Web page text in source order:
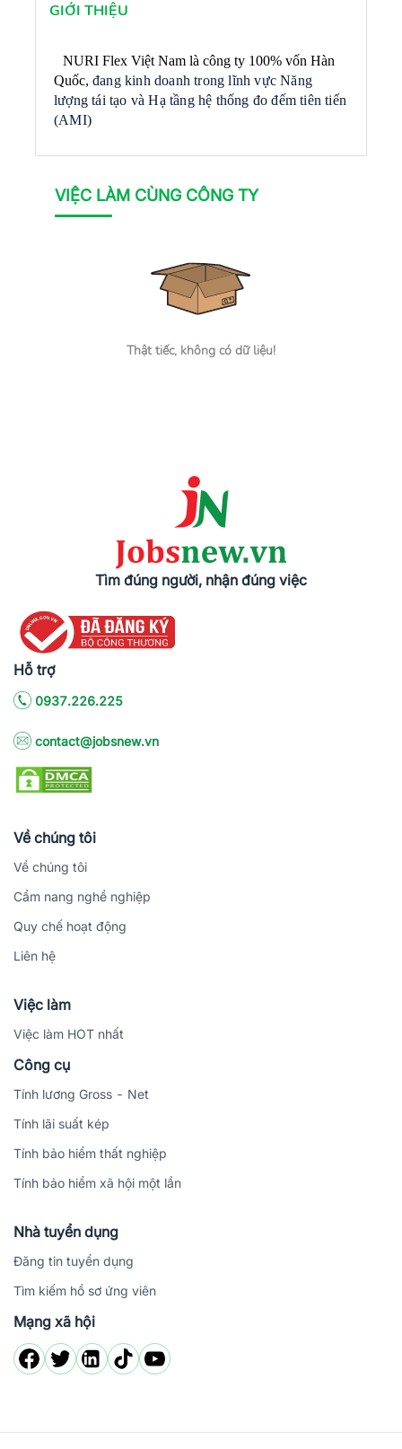
GIỚI THIỆU
NURI Flex Việt Nam là công ty 100% vốn Hàn
Quốc, đang kinh doanh trong lĩnh vực Năng
lượng tái tạo và Hạ tầng hệ thống đo đếm tiên tiến
(AMI)
VIỆC LÀM CÙNG CÔNG TY
Thật tiếc, không có dữ liệu!
Tìm đúng người, nhận đúng việc
Hỗ trợ
0937.226.225
contact@jobsnew.vn
Về chúng tôi
Về chúng tôi
Cẩm nang nghề nghiệp
Quy chế hoạt động
Liên hệ
Việc làm
Việc làm HOT nhất
Công cụ
Tính lương Gross - Net
Tính lãi suất kép
Tính bảo hiểm thất nghiệp
Tính bảo hiểm xã hội một lần
Nhà tuyển dụng
Đăng tin tuyển dụng
Tìm kiếm hồ sơ ứng viên
Mạng xã hội